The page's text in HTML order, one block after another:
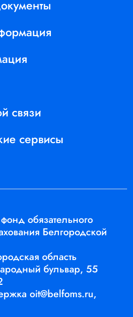
связи
сервисы
обязательного
Белгородской
область
бульвар, 55
oit@belfoms.ru,